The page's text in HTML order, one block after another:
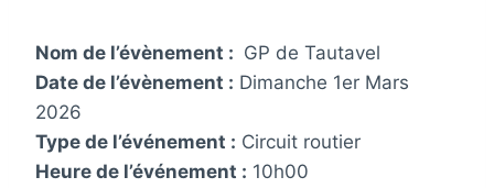
Nom de l’évènement : GP de Tautavel
Date de l’évènement : Dimanche 1er Mars
2026
Type de l’événement : Circuit routier
Heure de l’événement : 10h00